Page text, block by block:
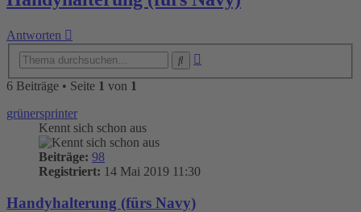
Antworten
6 Beiträge • Seite 1 von 1
grünersprinter
Kennt sich schon aus
Beiträge: 98
Registriert: 14 Mai 2019 11:30
Handyhalterung (fürs Navy)